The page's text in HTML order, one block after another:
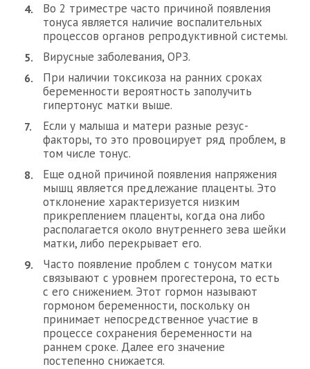
Во 2 триместре часто причиной появления
тонуса является наличие воспалительных
процессов органов репродуктивной системы.
Вирусные заболевания, ОРЗ.
При наличии токсикоза на ранних сроках
беременности вероятность заполучить
гипертонус матки выше.
Если у малыша и матери разные резус-
факторы, то это провоцирует ряд проблем, в
том числе тонус.
Еще одной причиной появления напряжения
мышц является предлежание плаценты. Это
отклонение характеризуется низким
прикреплением плаценты, когда она либо
располагается около внутреннего зева шейки
матки, либо перекрывает его.
Часто появление проблем с тонусом матки
связывают с уровнем прогестерона, то есть
с его снижением. Этот гормон называют
гормоном беременности, поскольку он
принимает непосредственное участие в
процессе сохранения беременности на
раннем сроке. Далее его значение
постепенно снижается.